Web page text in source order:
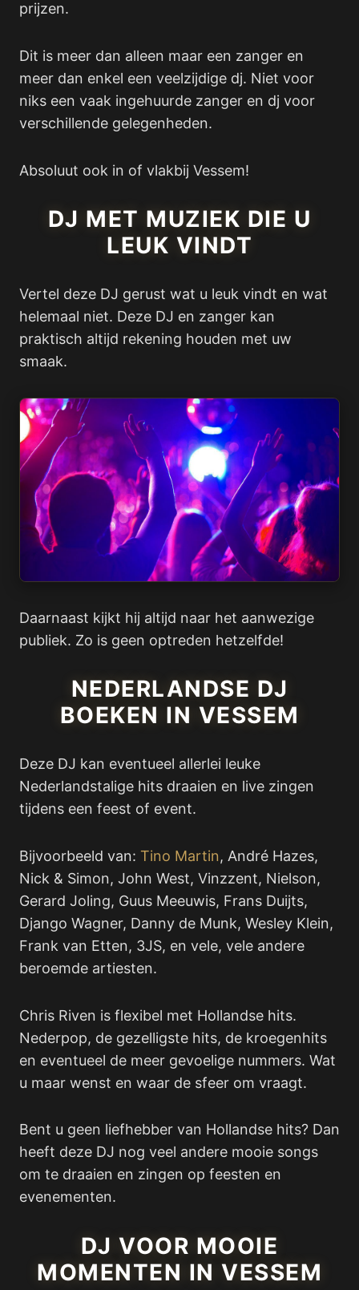
prijzen.
Dit is meer dan alleen maar een zanger en
meer dan enkel een veelzijdige dj. Niet voor
niks een vaak ingehuurde zanger en dj voor
verschillende gelegenheden.
Absoluut ook in of vlakbij Vessem!
DJ MET MUZIEK DIE U
LEUK VINDT
Vertel deze DJ gerust wat u leuk vindt en wat
helemaal niet. Deze DJ en zanger kan
praktisch altijd rekening houden met uw
smaak.
Daarnaast kijkt hij altijd naar het aanwezige
publiek. Zo is geen optreden hetzelfde!
NEDERLANDSE DJ
BOEKEN IN VESSEM
Deze DJ kan eventueel allerlei leuke
Nederlandstalige hits draaien en live zingen
tijdens een feest of event.
Bijvoorbeeld van: Tino Martin, André Hazes,
Nick & Simon, John West, Vinzzent, Nielson,
Gerard Joling, Guus Meeuwis, Frans Duijts,
Django Wagner, Danny de Munk, Wesley Klein,
Frank van Etten, 3JS, en vele, vele andere
beroemde artiesten.
Chris Riven is flexibel met Hollandse hits.
Nederpop, de gezelligste hits, de kroegenhits
en eventueel de meer gevoelige nummers. Wat
u maar wenst en waar de sfeer om vraagt.
Bent u geen liefhebber van Hollandse hits? Dan
heeft deze DJ nog veel andere mooie songs
om te draaien en zingen op feesten en
evenementen.
DJ VOOR MOOIE
MOMENTEN IN VESSEM